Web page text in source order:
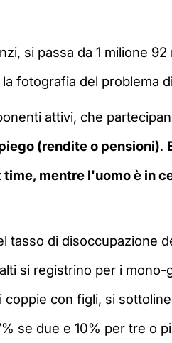
si passa da 1 milione
fotografia del problema
attivi, che
(rendite o pensioni).
mentre l'uomo è in
tasso di disoccupazione
si registrino per i
con figli, si
se due e 10% per tre o